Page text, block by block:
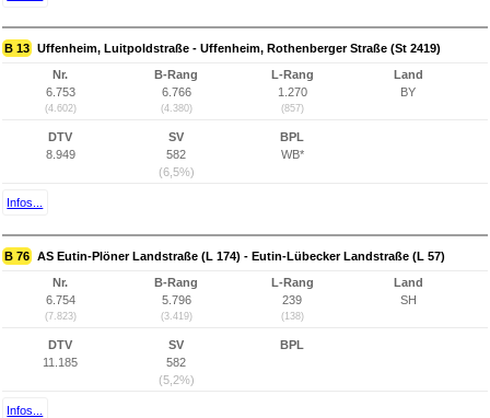
B 13 Uffenheim, Luitpoldstraße - Uffenheim, Rothenberger Straße (St 2419)
Nr.
6.753
(4.602)
B-Rang
6.766
(4.380)
L-Rang
1.270
(857)
Land
BY
DTV
8.949
SV
582
(6,5%)
BPL
WB*
Infos...
B 76 AS Eutin-Plöner Landstraße (L 174) - Eutin-Lübecker Landstraße (L 57)
Nr.
6.754
(7.823)
B-Rang
5.796
(3.419)
L-Rang
239
(138)
Land
SH
DTV
11.185
SV
582
(5,2%)
BPL
Infos...